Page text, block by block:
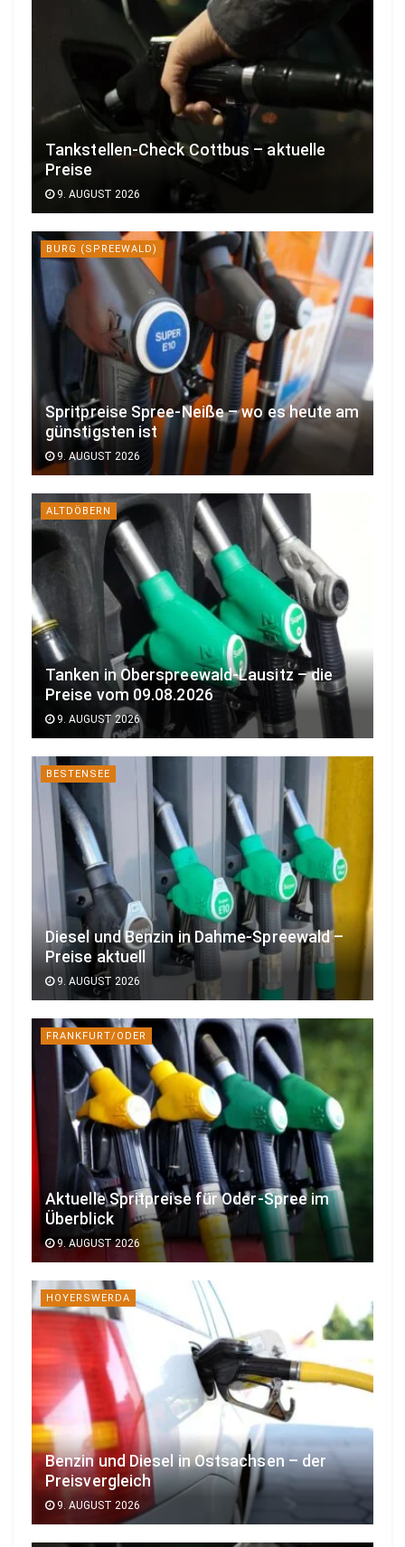
Tankstellen-Check Cottbus – aktuelle
Preise
9. AUGUST 2026
BURG (SPREEWALD)
Spritpreise Spree-Neiße – wo es heute am
günstigsten ist
9. AUGUST 2026
ALTDÖBERN
Tanken in Oberspreewald-Lausitz – die
Preise vom 09.08.2026
9. AUGUST 2026
BESTENSEE
Diesel und Benzin in Dahme-Spreewald –
Preise aktuell
9. AUGUST 2026
FRANKFURT/ODER
Aktuelle Spritpreise für Oder-Spree im
Überblick
9. AUGUST 2026
HOYERSWERDA
Benzin und Diesel in Ostsachsen – der
Preisvergleich
9. AUGUST 2026